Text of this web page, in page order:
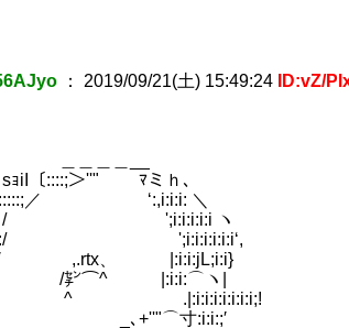
： 2019/09/21(土) 15:49:24 ID:vZ/
＞''" ﾏミｈ､
／ ‘:,i:i:i: ＼
/ ';i:i:i:i:i ヽ
';i:i:i:i:i:i‘,
,.rtx、 |:i:i:jL;i:i}
/㌢⌒^ |:i:i:⌒ヽ|
圦 ^ .|:i:i:i:i:i:i:i;!
⌒':, _､+''"⌒寸:i:i:;′